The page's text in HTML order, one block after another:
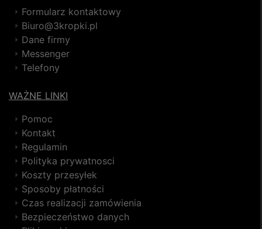
Formularz kontaktowy
Biuro@3kropki.pl
Dane firmy
Messenger
Telefony
WAŻNE LINKI
Pomoc
Kontakt
Regulamin
Polityka prywatnosci
Koszty przesyłek
Sposoby płatności
Czas realizacji zamówienia
Bezpieczeństwo danych